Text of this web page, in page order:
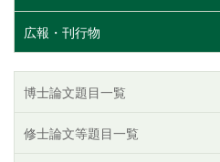
広報・刊行物
博士論文題目一覧
修士論文等題目一覧